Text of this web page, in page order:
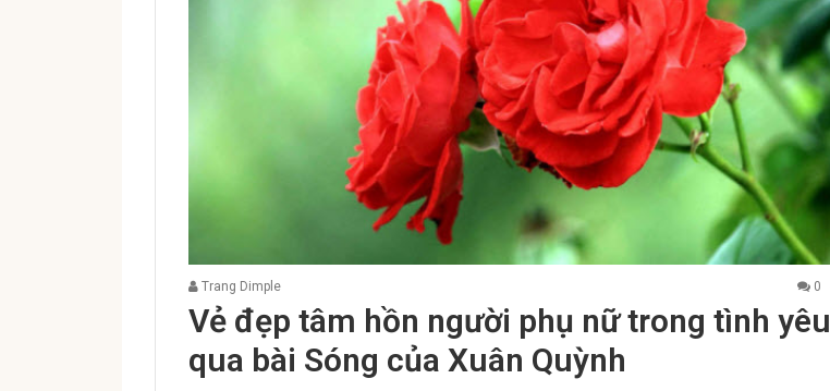
Trang Dimple 0
Vẻ đẹp tâm hồn người phụ nữ trong tình yêu
qua bài Sóng của Xuân Quỳnh